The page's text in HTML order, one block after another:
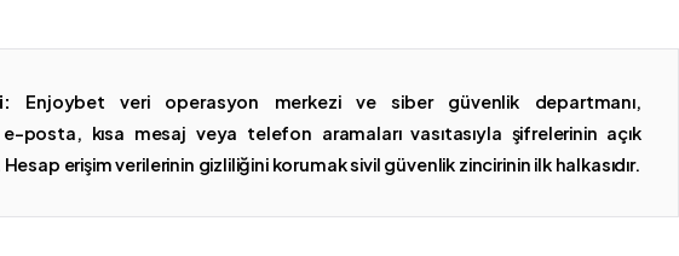
Enjoybet veri operasyon merkezi ve siber güvenlik departmanı,
e-posta, kısa mesaj veya telefon aramaları vasıtasıyla şifrelerinin açık
erişim verilerinin gizliliğini korumak sivil güvenlik zincirinin ilk halkasıdır.